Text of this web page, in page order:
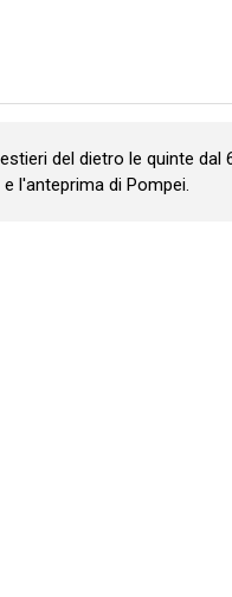
del dietro le quinte dal
l'anteprima di Pompei.